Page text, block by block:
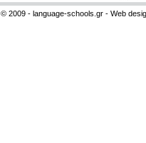
© 2009 - language-schools.gr - Web